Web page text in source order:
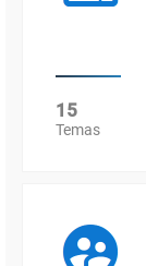
15
Temas